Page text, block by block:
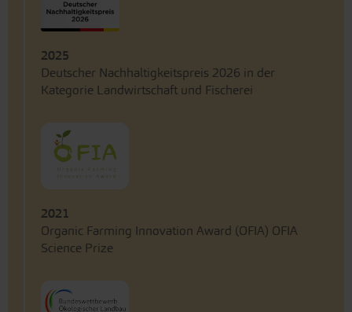
2025
Deutscher Nachhaltigkeitspreis 2026 in der
Kategorie Landwirtschaft und Fischerei
2021
Organic Farming Innovation Award (OFIA) OFIA
Science Prize